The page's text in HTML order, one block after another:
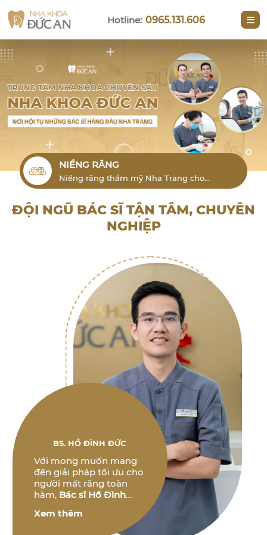
Hotline: 0965.131.606
NIỀNG RĂNG
Niềng răng thẩm mỹ Nha Trang cho
người lớn là phương pháp hiệu quả để
ĐỘI NGŨ BÁC SĨ TẬN TÂM, CHUYÊN
NGHIỆP
BS. HỒ ĐÌNH ĐỨC
Với mong muốn mang
đến giải pháp tối ưu cho
người mất răng toàn
hàm, Bác sĩ Hồ Đình
nghiên cứu và phát triển
các phương pháp điều
Xem thêm